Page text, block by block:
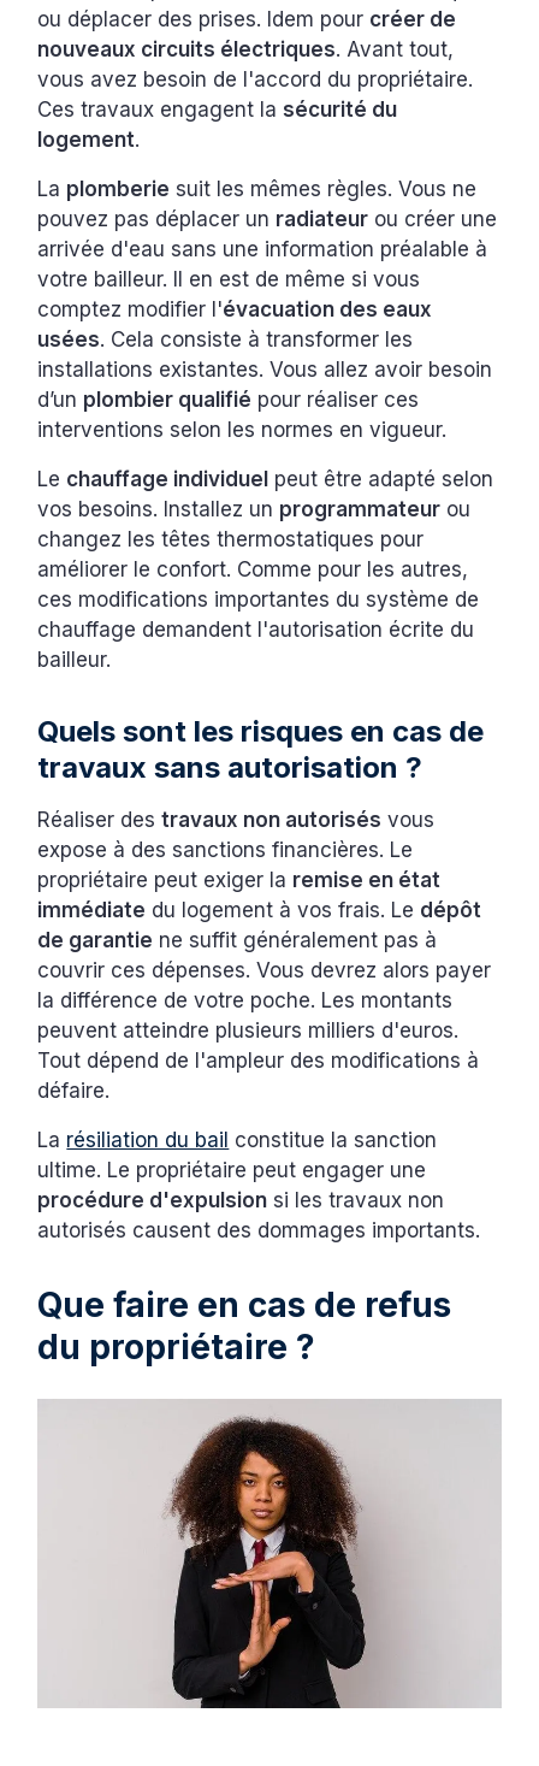
ou déplacer des prises. Idem pour créer de
nouveaux circuits électriques. Avant tout,
vous avez besoin de l'accord du propriétaire.
Ces travaux engagent lasécurité du
logement.
La plomberie suit les mêmes règles. Vous ne
pouvez pas déplacer un radiateur ou créer une
arrivée d'eau sans une information préalable à
votre bailleur. Il en est de même si vous
comptez modifier l'évacuation des eaux
usées. Cela consiste à transformer les
installations existantes. Vous allez avoir besoin
d’un plombier qualifié pour réaliser ces
interventions selon les normes en vigueur.
Le chauffage individuel peut être adapté selon
vos besoins. Installez un programmateur ou
changez les têtes thermostatiques pour
améliorer le confort. Comme pour les autres,
ces modifications importantes du système de
chauffage demandent l'autorisation écrite du
bailleur.
Quels sont les risques en cas de
travaux sans autorisation ?
Réaliser destravaux non autorisés vous
expose à des sanctions financières. Le
propriétaire peut exiger la remise en état
immédiate du logement à vos frais. Le dépôt
de garantie ne suffit généralement pas à
couvrir ces dépenses. Vous devrez alors payer
la différence de votre poche. Les montants
peuvent atteindre plusieurs milliers d'euros.
Tout dépend de l'ampleur des modifications à
défaire.
La résiliation du bail constitue la sanction
ultime. Le propriétaire peut engager une
procédure d'expulsion si les travaux non
autorisés causent des dommages importants.
Que faire en cas de refus
du propriétaire ?